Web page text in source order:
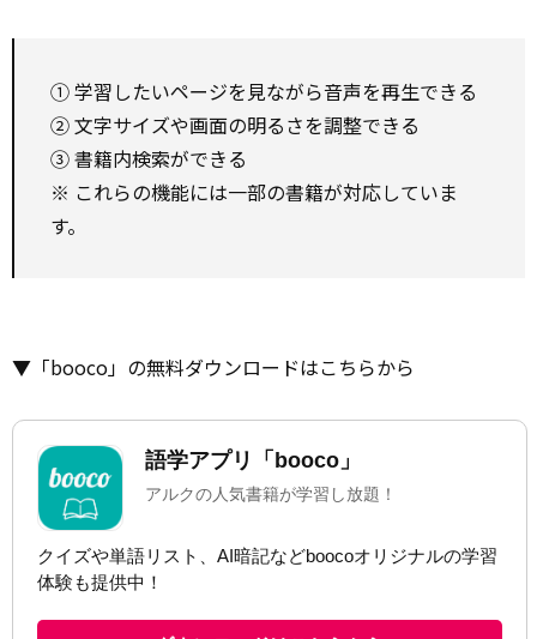
① 学習したいページを見ながら音声を再生できる
② 文字サイズや画面の明るさを調整できる
③ 書籍内検索ができる
※ これらの機能には一部の書籍が対応していま
す。
▼「booco」の無料ダウンロードはこちらから